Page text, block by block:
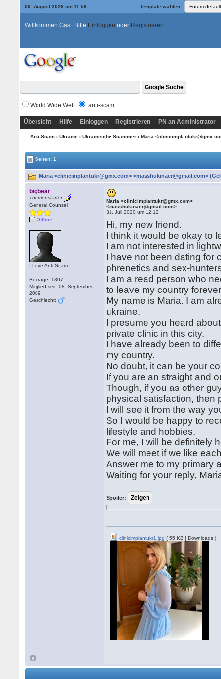
09. August 2026 um 11:56 Template wählen:
Willkommen Gast. Bitte Einloggen oder Registrieren
World Wide Web anti-scam
Übersicht Hilfe Einloggen Registrieren PN an Administrator
Anti-Scam› Ukraine› Ukrainische Scammer› Maria
Seiten: 1
Maria <clinicimplantukr@gmx.com> <masshukinaer@gmail.com>
bigbear
Themenstarter
General Counsel
Offline
I Love Anti-Scam
Beiträge: 1307
Mitglied seit: 08. September
2009
Geschlecht:
Maria <clinicimplantukr@gmx.com>
<masshukinaer@gmail.com>
31. Juli 2020 um 12:12
Hi, my new friend.
I think it would be okay to
I am not interested in
I have not been dating for
phrenetics and sex-
I am a read person who
to leave my country
My name is Maria. I am
ukraine.
I presume you heard
private clinic in this city.
I have already been to
my country.
No doubt, it can be your
If you are an straight and
Though, if you as other
physical satisfaction, then
I will see it from the way
So I would be happy to
lifestyle and hobbies.
For me, I will be definitely
We will meet if we like
Answer me to my primary
Waiting for your reply,
Spoiler:
clinicimplantukr1.jpg ( 55 KB | Downloads )